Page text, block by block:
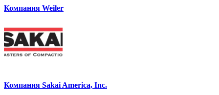
Компания Weiler
Компания Sakai America, Inc.